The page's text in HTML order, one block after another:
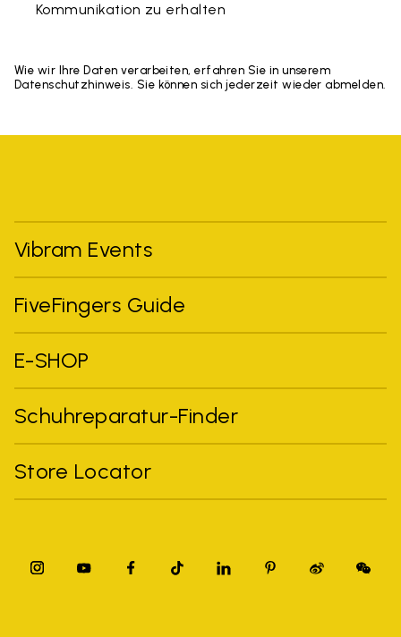
Kommunikation zu erhalten
Wie wir Ihre Daten verarbeiten, erfahren Sie in unserem
Datenschutzhinweis. Sie können sich jederzeit wieder abmelden.
Vibram Events
FiveFingers Guide
E-SHOP
Schuhreparatur-Finder
Store Locator